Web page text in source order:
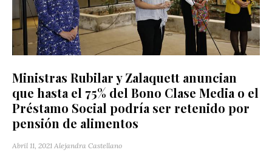
Ministras Rubilar y Zalaquett anuncian
que hasta el 75% del Bono Clase Media o el
Préstamo Social podría ser retenido por
pensión de alimentos
Abril 11, 2021 Alejandra Castellano